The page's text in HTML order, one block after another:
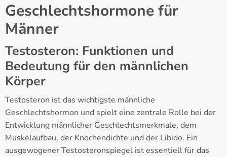
Geschlechtshormone für
Männer
Testosteron: Funktionen und
Bedeutung für den männlichen
Körper
Testosteron ist das wichtigste männliche
Geschlechtshormon und spielt eine zentrale Rolle bei der
Entwicklung männlicher Geschlechtsmerkmale, dem
Muskelaufbau, der Knochendichte und der Libido. Ein
ausgewogener Testosteronspiegel ist essentiell für das